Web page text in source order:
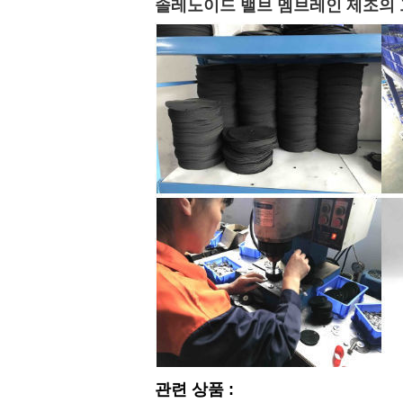
솔레노이드 밸브 멤브레인 제조의
관련 상품 :